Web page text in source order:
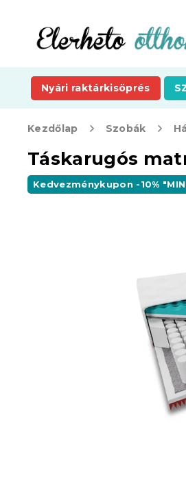
tartalomhoz
Nyári raktárkisöprés
Kezdőlap Szobák
Táskarugós
Kedvezménykupon -10%